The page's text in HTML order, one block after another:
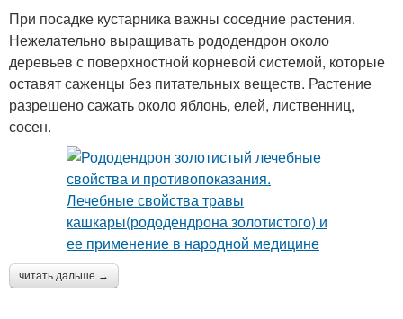
При посадке кустарника важны соседние растения.
Нежелательно выращивать рододендрон около
деревьев с поверхностной корневой системой, которые
оставят саженцы без питательных веществ. Растение
разрешено сажать около яблонь, елей, лиственниц,
сосен.
читать дальше →